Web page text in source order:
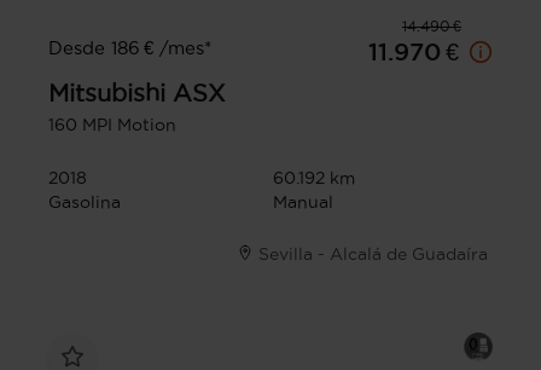
14.490 €
Desde 186 € /mes*
11.970 €
Mitsubishi ASX
160 MPI Motion
2018
60.192 km
Gasolina
Manual
Sevilla - Alcalá de Guadaíra